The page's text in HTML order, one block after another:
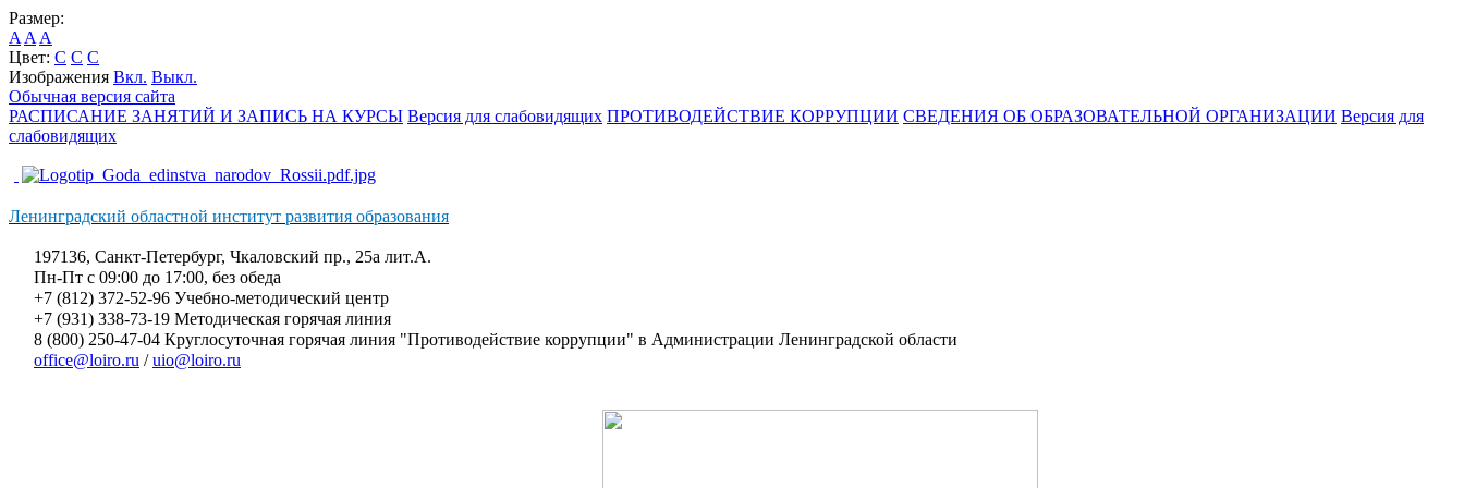
Размер:
A A A
Цвет: C C C
Изображения Вкл. Выкл.
Обычная версия сайта
РАСПИСАНИЕ ЗАНЯТИЙ И ЗАПИСЬ НА КУРСЫ Версия для слабовидящих ПРОТИВОДЕЙСТВИЕ КОРРУПЦИИ СВЕДЕНИЯ ОБ ОБРАЗОВАТЕЛЬНОЙ ОРГАНИЗАЦИИ Версия для
слабовидящих
Ленинградский областной институт развития образования
197136, Санкт-Петербург, Чкаловский пр., 25а лит.А.
Пн-Пт с 09:00 до 17:00, без обеда
+7 (812) 372-52-96 Учебно-методический центр
+7 (931) 338-73-19 Методическая горячая линия
8 (800) 250-47-04 Круглосуточная горячая линия "Противодействие коррупции" в Администрации Ленинградской области
office@loiro.ru /uio@loiro.ru